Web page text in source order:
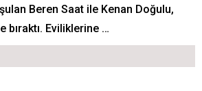
Beren Saat ile Kenan Doğulu,
bıraktı. Eviliklerine …